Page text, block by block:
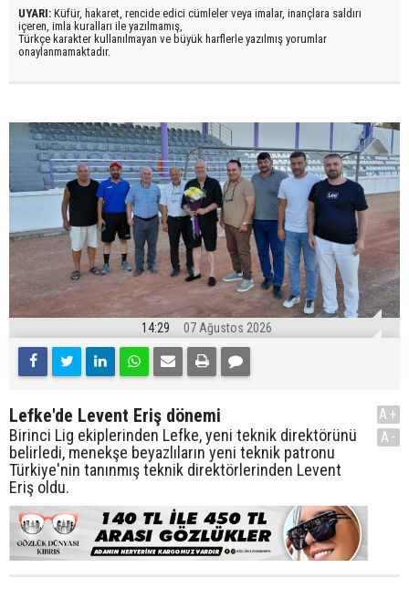
UYARI: Küfür, hakaret, rencide edici cümleler veya imalar, inançlara saldırı
içeren, imla kuralları ile yazılmamış,
Türkçe karakter kullanılmayan ve büyük harflerle yazılmış yorumlar
onaylanmamaktadır.
14:29 07 Ağustos 2026
Lefke'de Levent Eriş dönemi
Birinci Lig ekiplerinden Lefke, yeni teknik direktörünü
belirledi, menekşe beyazlıların yeni teknik patronu
Türkiye'nin tanınmış teknik direktörlerinden Levent
Eriş oldu.
A+
A-